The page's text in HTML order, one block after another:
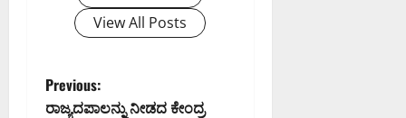
View All Posts
P
Previous:
ರಾಜ್ಯದಪಾಲನ್ನು ನೀಡದ ಕೇಂದ್ರ